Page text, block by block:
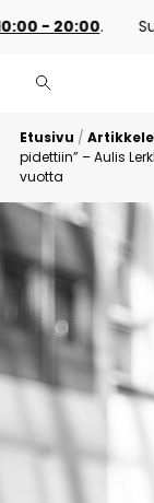
20:00.
Etusivu /
pidettiin” – Aulis
vuotta